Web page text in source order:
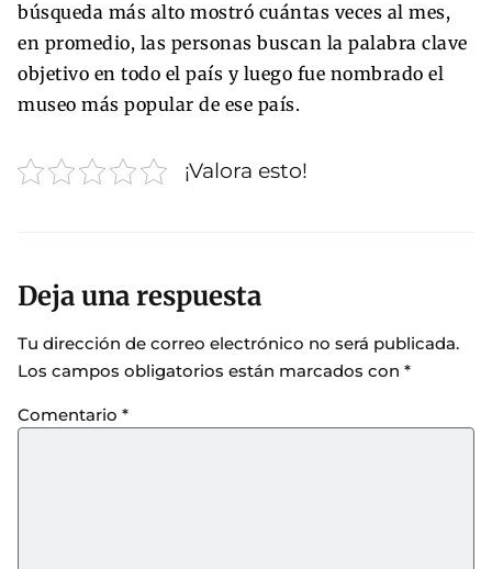
búsqueda más alto mostró cuántas veces al mes,
en promedio, las personas buscan la palabra clave
objetivo en todo el país y luego fue nombrado el
museo más popular de ese país.
¡Valora esto!
Deja una respuesta
Tu dirección de correo electrónico no será publicada.
Los campos obligatorios están marcados con *
Comentario *